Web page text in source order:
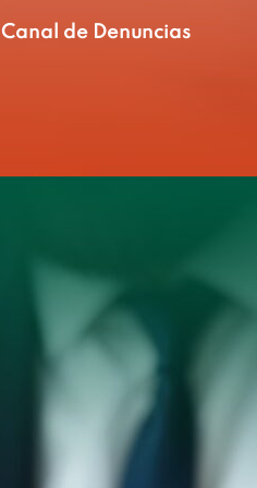
Canal de Denuncias